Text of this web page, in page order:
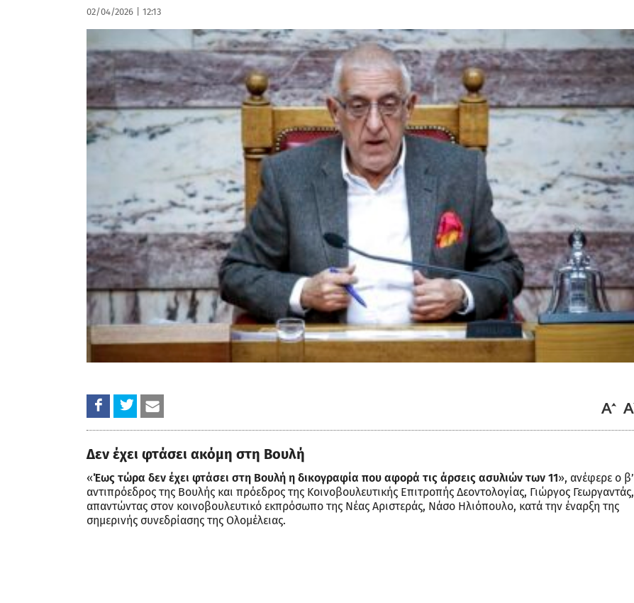
02/04/2026 12:13
Δεν έχει φτάσει ακόμη στη Βουλή
«Έως τώρα δεν έχει φτάσει στη Βουλή η δικογραφία που αφορά τις άρσεις ασυλιών των 11», ανέφερε ο β’
αντιπρόεδρος της Βουλής και πρόεδρος της Κοινοβουλευτικής Επιτροπής Δεοντολογίας, Γιώργος Γεωργαντάς,
απαντώντας στον κοινοβουλευτικό εκπρόσωπο της Νέας Αριστεράς, Νάσο Ηλιόπουλο, κατά την έναρξη της
σημερινής συνεδρίασης της Ολομέλειας.